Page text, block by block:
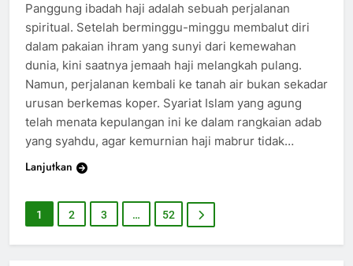
200
Panggung ibadah haji adalah sebuah perjalanan
spiritual. Setelah berminggu-minggu membalut diri
dalam pakaian ihram yang sunyi dari kemewahan
dunia, kini saatnya jemaah haji melangkah pulang.
Namun, perjalanan kembali ke tanah air bukan sekadar
urusan berkemas koper. Syariat Islam yang agung
telah menata kepulangan ini ke dalam rangkaian adab
yang syahdu, agar kemurnian haji mabrur tidak…
Lanjutkan
1 2 3 … 52